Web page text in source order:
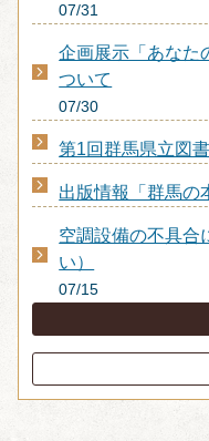
07/31
企画展示「あなた
ついて
07/30
第1回群馬県立図
出版情報「群馬の
空調設備の不具合
い）
07/15